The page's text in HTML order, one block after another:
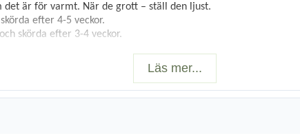
det är för varmt. När de grott – ställ den ljust.
efter 4-5 veckor.
skörda efter 3-4 veckor.
Läs mer...